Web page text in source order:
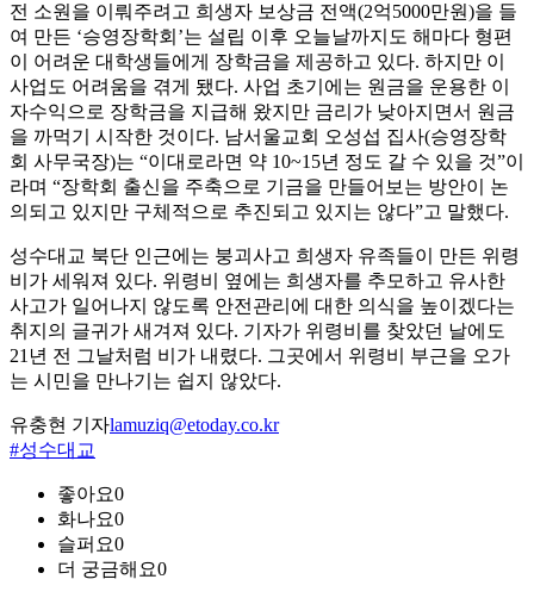
전 소원을 이뤄주려고 희생자 보상금 전액(2억5000만원)을 들
여 만든 ‘승영장학회’는 설립 이후 오늘날까지도 해마다 형편
이 어려운 대학생들에게 장학금을 제공하고 있다. 하지만 이
사업도 어려움을 겪게 됐다. 사업 초기에는 원금을 운용한 이
자수익으로 장학금을 지급해 왔지만 금리가 낮아지면서 원금
을 까먹기 시작한 것이다. 남서울교회 오성섭 집사(승영장학
회 사무국장)는 “이대로라면 약 10~15년 정도 갈 수 있을 것”이
라며 “장학회 출신을 주축으로 기금을 만들어보는 방안이 논
의되고 있지만 구체적으로 추진되고 있지는 않다”고 말했다.
성수대교 북단 인근에는 붕괴사고 희생자 유족들이 만든 위령
비가 세워져 있다. 위령비 옆에는 희생자를 추모하고 유사한
사고가 일어나지 않도록 안전관리에 대한 의식을 높이겠다는
취지의 글귀가 새겨져 있다. 기자가 위령비를 찾았던 날에도
21년 전 그날처럼 비가 내렸다. 그곳에서 위령비 부근을 오가
는 시민을 만나기는 쉽지 않았다.
유충현 기자lamuziq@etoday.co.kr
#성수대교
좋아요0
화나요0
슬퍼요0
더 궁금해요0